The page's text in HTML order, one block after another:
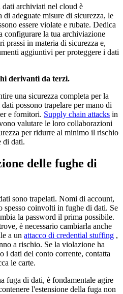
dati archiviati nel cloud è
di adeguate misure di sicurezza, le
essere violate e rubate. Dedica
configurare la tua archiviazione
prassi in materia di sicurezza e,
aggiuntivi per proteggere i dati
derivanti da terzi.
una sicurezza completa per la
possono trapelare per mano di
e fornitori. Supply chain attacks in
valutare le loro collaborazioni
per ridurre al minimo il rischio
di dati.
delle fughe di
sono trapelati. Nomi di account,
spesso coinvolti in fughe di dati. Se
la password il prima possibile.
è necessario cambiarla anche
a un attacco di credential stuffing ,
a rischio. Se la violazione ha
i dati del conto corrente, contatta
le carte.
fuga di dati, è fondamentale agire
l'estensione della fuga non